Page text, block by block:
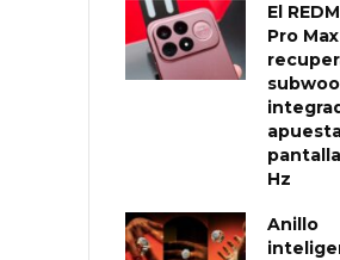
El
Pro Max
Hz
Anillo